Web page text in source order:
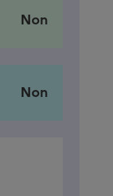
Non
Non